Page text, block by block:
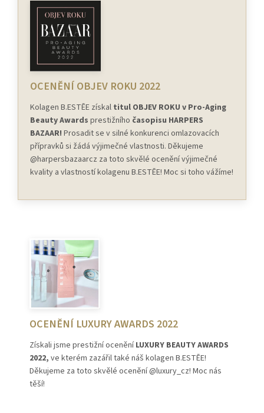
OCENĚNÍ OBJEV ROKU 2022
Kolagen B.ESTĒE získal titul OBJEV ROKU v Pro-Aging
Beauty Awards prestižního časopisu HARPERS
BAZAAR! Prosadit se v silné konkurenci omlazovacích
přípravků si žádá výjimečné vlastnosti. Děkujeme
@harpersbazaarcz za toto skvělé ocenění výjimečné
kvality a vlastností kolagenu B.ESTĒE! Moc si toho vážíme!
OCENĚNÍ LUXURY AWARDS 2022
Získali jsme prestižní oceněníLUXURY BEAUTY AWARDS
2022, ve kterém zazářil také náš kolagen B.ESTĒE!
Děkujeme za toto skvělé ocenění @luxury_cz! Moc nás
těší!